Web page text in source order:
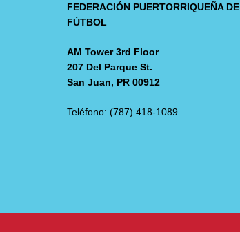
FEDERACIÓN PUERTORRIQUEÑA DE
FÚTBOL
AM Tower 3rd Floor
207 Del Parque St.
San Juan, PR 00912
Teléfono: (787) 418-1089